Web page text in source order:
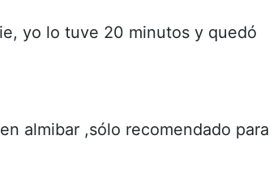
yo lo tuve 20 minutos y quedó
almibar ,sólo recomendado para